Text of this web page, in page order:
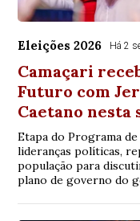
Eleições 2026 Há 2
Camaçari
Futuro com
Caetano nesta
Etapa do Programa
lideranças políticas,
população para
plano de governo do